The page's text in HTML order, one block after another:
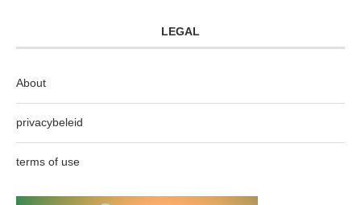
LEGAL
About
privacybeleid
terms of use